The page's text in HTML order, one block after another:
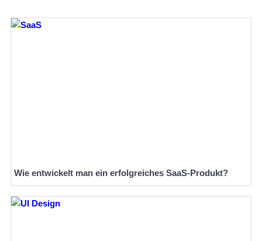
Wie entwickelt man ein erfolgreiches SaaS-Produkt?